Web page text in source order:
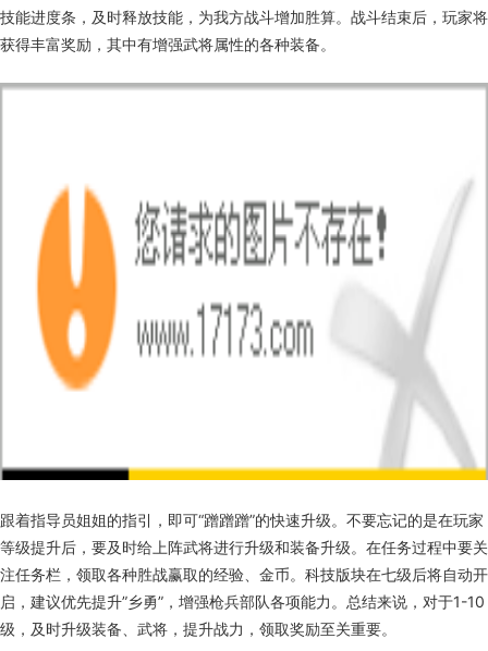
技能进度条，及时释放技能，为我方战斗增加胜算。战斗结束后，玩家将
获得丰富奖励，其中有增强武将属性的各种装备。
跟着指导员姐姐的指引，即可“蹭蹭蹭”的快速升级。不要忘记的是在玩家
等级提升后，要及时给上阵武将进行升级和装备升级。在任务过程中要关
注任务栏，领取各种胜战赢取的经验、金币。科技版块在七级后将自动开
启，建议优先提升”乡勇”，增强枪兵部队各项能力。总结来说，对于1-10
级，及时升级装备、武将，提升战力，领取奖励至关重要。